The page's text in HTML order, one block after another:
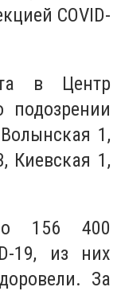
COVID-
в Центр
1,
Киевская 1,
156 400
19, из них
За